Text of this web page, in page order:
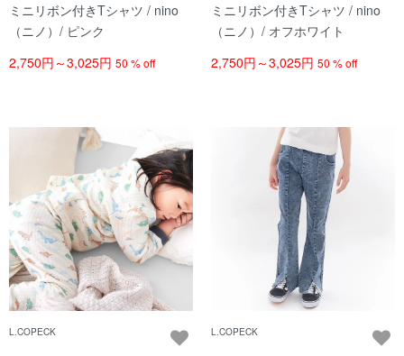
ミニリボン付きTシャツ / nino
（ニノ）/ ピンク
2,750円～3,025円 50 % off
ミニリボン付きTシャツ / nino
（ニノ）/ オフホワイト
2,750円～3,025円 50 % off
L.COPECK L.COPECK